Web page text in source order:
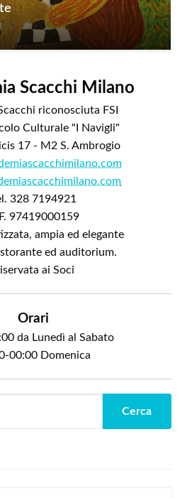
Scacchi Milano
riconosciuta FSI
Culturale "I Navigli"
17 - M2 S. Ambrogio
328 7194921
97419000159
ampia ed elegante
ed auditorium.
ai Soci
Orari
da Lunedì al Sabato
00:00 Domenica